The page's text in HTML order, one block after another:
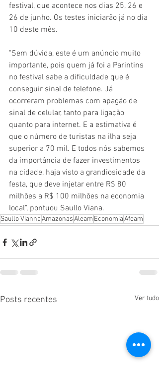
festival, que acontece nos dias 25, 26 e
26 de junho. Os testes iniciarão já no dia
10 deste mês.
"Sem dúvida, este é um anúncio muito
importante, pois quem já foi a Parintins
no festival sabe a dificuldade que é
conseguir sinal de telefone. Já
ocorreram problemas com apagão de
sinal de celular, tanto para ligação
quanto para internet. E a estimativa é
que o número de turistas na ilha seja
superior a 70 mil. E todos nós sabemos
da importância de fazer investimentos
na cidade, haja visto a grandiosidade da
festa, que deve injetar entre R$ 80
milhões a R$ 100 milhões na economia
local", pontuou Saullo Viana.
Saullo ViannaAmazonasAleam EconomiaAfeam
Posts recentes Ver tudo